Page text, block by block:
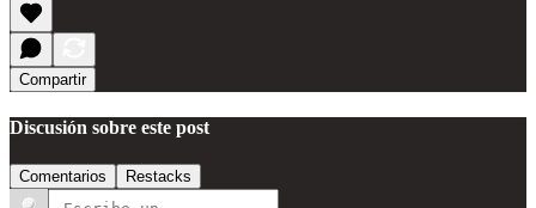
Compartir
Discusión sobre este post
Comentarios Restacks